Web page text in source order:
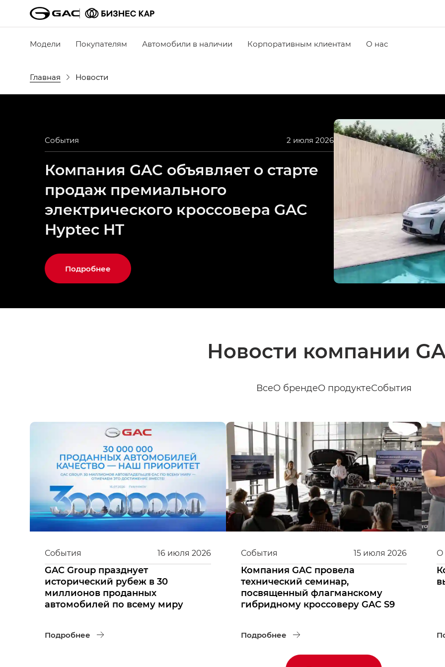
Модели Покупателям Автомобили в наличии Корпоративным клиентам О нас
Главная Новости
События 2 июля 2026
Компания GAC объявляет о старте
продаж премиального
электрического кроссовера GAC
Hyptec HT
Подробнее
Новости компании
ВсеО брендеО продуктеСобытия
16 июля 2026
События
GAC Group празднует
исторический рубеж в 30
миллионов проданных
автомобилей по всему миру
Подробнее
15 июля 2026
События
Компания GAC провела
технический семинар,
посвященный флагманскому
гибридному кроссоверу GAC S9
Подробнее
О